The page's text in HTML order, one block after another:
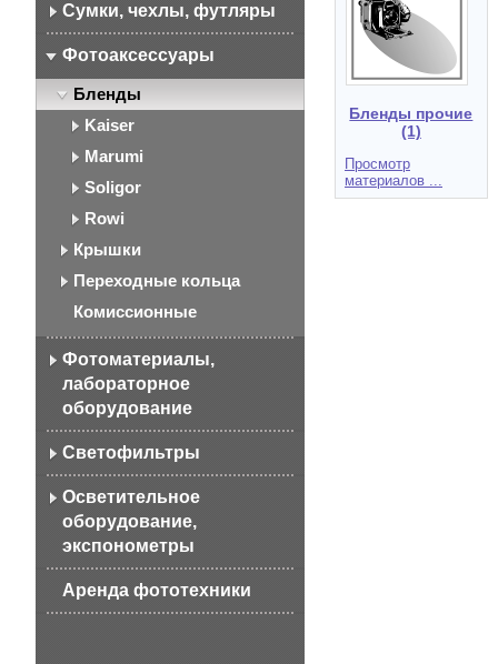
Сумки, чехлы, футляры
Фотоаксессуары
Бленды
Kaiser
Marumi
Soligor
Rowi
Крышки
Переходные кольца
Комиссионные
Фотоматериалы,
лабораторное
оборудование
Светофильтры
Осветительное
оборудование,
экспонометры
Аренда фототехники
Бленды прочие
(1)
Просмотр
материалов ...